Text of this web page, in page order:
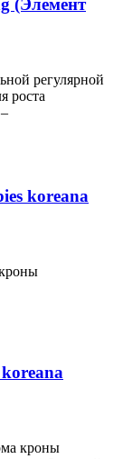
(Элемент
регулярной
роста
koreana
кроны